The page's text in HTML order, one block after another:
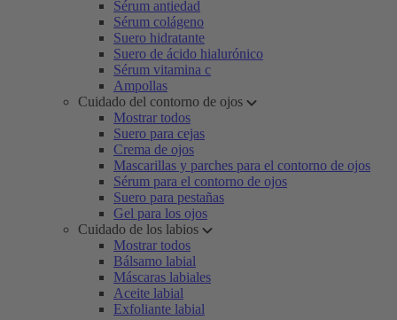
Sérum antiedad
Sérum colágeno
Suero hidratante
Suero de ácido hialurónico
Sérum vitamina c
Ampollas
Cuidado del contorno de ojos
Mostrar todos
Suero para cejas
Crema de ojos
Mascarillas y parches para el contorno de ojos
Sérum para el contorno de ojos
Suero para pestañas
Gel para los ojos
Cuidado de los labios
Mostrar todos
Bálsamo labial
Máscaras labiales
Aceite labial
Exfoliante labial